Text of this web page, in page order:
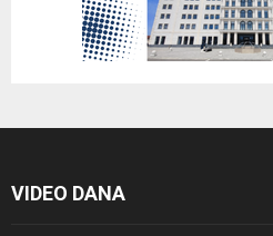
VIDEO DANA